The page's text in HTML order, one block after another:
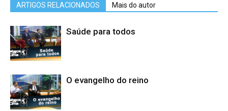
ARTIGOS RELACIONADOS Mais do autor
Saúde para todos
O evangelho do reino